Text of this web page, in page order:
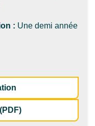
: Une demi année
de la formation